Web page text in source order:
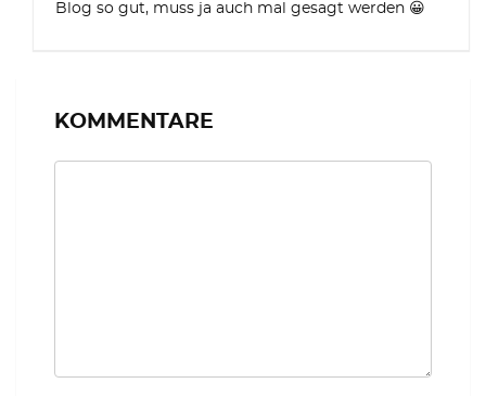
Blog so gut, muss ja auch mal gesagt werden 😀
KOMMENTARE